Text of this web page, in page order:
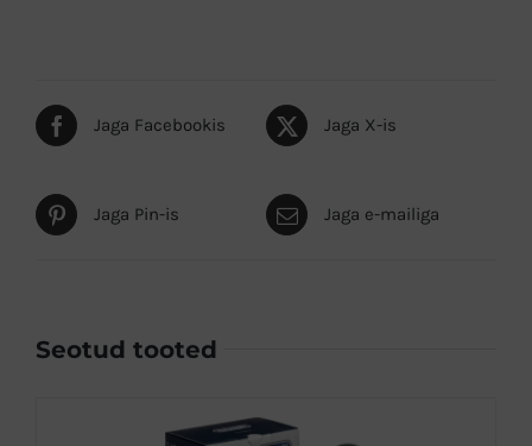
Jaga Facebookis Jaga X-is
Jaga Pin-is Jaga e-mailiga
Seotud tooted